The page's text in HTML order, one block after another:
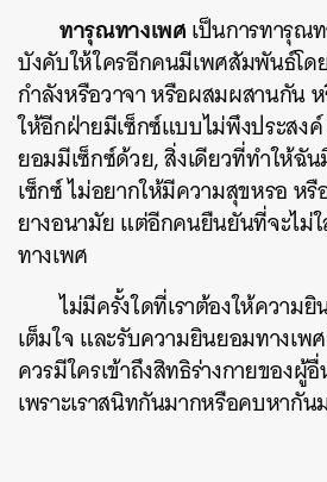
ทารุณทางเพศเป็นการทารุณ
บังคับให้ใครอีกคนมีเพศสัมพันธ์โด
กำลังหรือวาจา หรือผสมผสานกัน
ให้อีกฝ่ายมีเซ็กซ์แบบไม่พึงประสง
ยอมมีเซ็กซ์ด้วย, สิ่งเดียวที่ทำให้ฉั
เซ็กซ์ ไม่อยากให้มีความสุขหรอ ห
ยางอนามัย แต่อีกคนยืนยันที่จะไม่
ทางเพศ
ไม่มีครั้งใดที่เราต้องให้ความ
เต็มใจ และรับความยินยอมทางเพ
ควรมีใครเข้าถึงสิทธิร่างกายของผู้
เพราะเราสนิทกันมากหรือคบหากัน